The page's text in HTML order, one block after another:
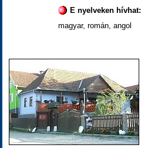
E nyelveken hívhat:
magyar, román, angol